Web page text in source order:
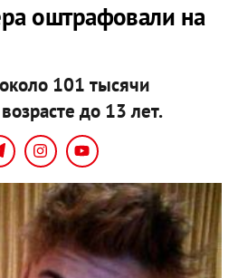
оштрафовали на
101 тысячи
до 13 лет.